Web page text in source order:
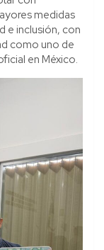
medidas
e inclusión, con
como uno de
en México.